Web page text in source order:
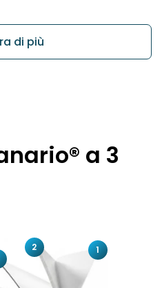
di più
a 3
1
2